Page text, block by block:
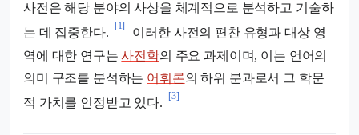
사전은 해당 분야의 사상을 체계적으로 분석하고 기술하
는 데 집중한다.
[1]
이러한 사전의 편찬 유형과 대상 영
역에 대한 연구는사전학의 주요 과제이며, 이는 언어의
의미 구조를 분석하는 어휘론의 하위 분과로서 그 학문
적 가치를 인정받고 있다.
[3]